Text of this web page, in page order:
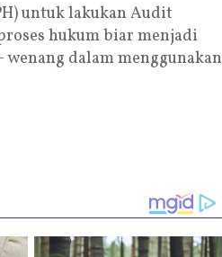
untuk lakukan Audit
hukum biar menjadi
dalam menggunakan